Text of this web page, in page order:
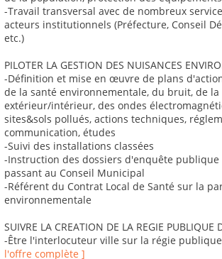
-Travail transversal avec de nombreux
acteurs institutionnels (Préfecture, Conseil
etc.)
PILOTER LA GESTION DES NUISANCES
-Définition et mise en œuvre de plans
de la santé environnementale, du bruit, de
extérieur/intérieur, des ondes
sites&sols pollués, actions techniques,
communication, études
-Suivi des installations classées
-Instruction des dossiers d'enquête publique
passant au Conseil Municipal
-Référent du Contrat Local de Santé sur la
environnementale
SUIVRE LA CREATION DE LA REGIE PUBLIQUE
-Être l'interlocuteur ville sur la régie
l'offre complète ]